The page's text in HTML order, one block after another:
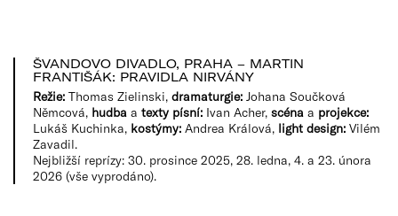
ŠVANDOVO DIVADLO, PRAHA – MARTIN
FRANTIŠÁK: PRAVIDLA NIRVÁNY
Režie: Thomas Zielinski, dramaturgie: Johana Součková
Němcová, hudba a texty písní: Ivan Acher, scéna a projekce:
Lukáš Kuchinka, kostýmy: Andrea Králová, light design: Vilém
Zavadil.
Nejbližší reprízy: 30. prosince 2025, 28. ledna, 4. a 23. února
2026 (vše vyprodáno).